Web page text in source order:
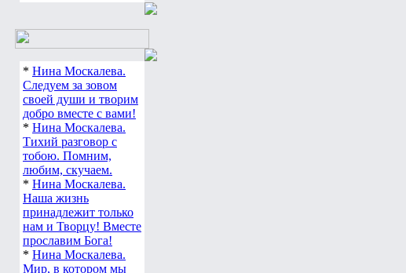
* Нина Москалева.
Следуем за зовом
своей души и творим
добро вместе с вами!
* Нина Москалева.
Тихий разговор с
тобою. Помним,
любим, скучаем.
* Нина Москалева.
Наша жизнь
принадлежит только
нам и Творцу! Вместе
прославим Бога!
* Нина Москалева.
Мир, в котором мы